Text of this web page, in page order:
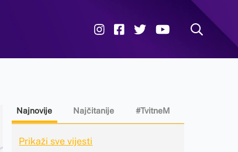
Najnovije Najčitanije #TvitneM
Prikaži sve vijesti